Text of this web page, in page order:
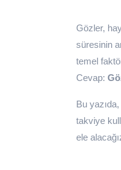
Gözler,
süresinin
temel
Cevap:
Bu yazıda,
takviye
ele